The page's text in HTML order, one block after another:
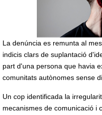
La denúncia es remunta al
indicis clars de suplantació
part d'una persona que havia
comunitats autònomes sense
Un cop identificada la
mecanismes de comunicació i